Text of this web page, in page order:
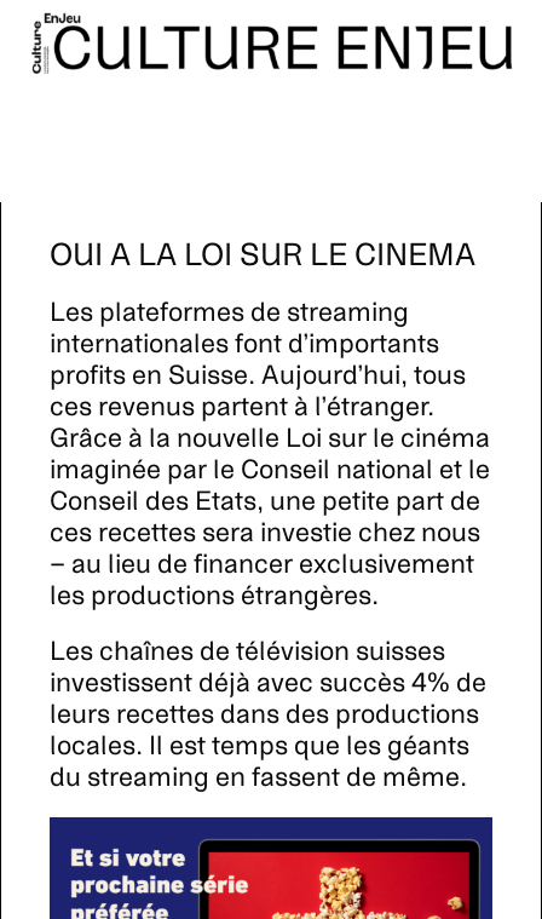
OUI A LA LOI SUR LE CINEMA
Les plateformes de streaming
internationales font d’importants
profits en Suisse. Aujourd’hui, tous
ces revenus partent à l’étranger.
Grâce à la nouvelle Loi sur le cinéma
imaginée par le Conseil national et le
Conseil des Etats, une petite part de
ces recettes sera investie chez nous
– au lieu de financer exclusivement
les productions étrangères.
Les chaînes de télévision suisses
investissent déjà avec succès 4% de
leurs recettes dans des productions
locales. Il est temps que les géants
du streaming en fassent de même.